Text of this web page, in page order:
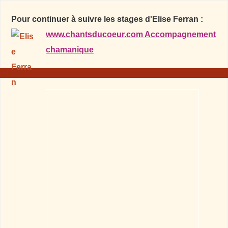
Pour continuer à suivre les stages d'Elise Ferran :
www.chantsducoeur.com Accompagnement
chamanique